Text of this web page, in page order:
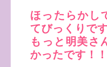
ほったらかし
てびっくりです
もっと明美さ
かったです！！